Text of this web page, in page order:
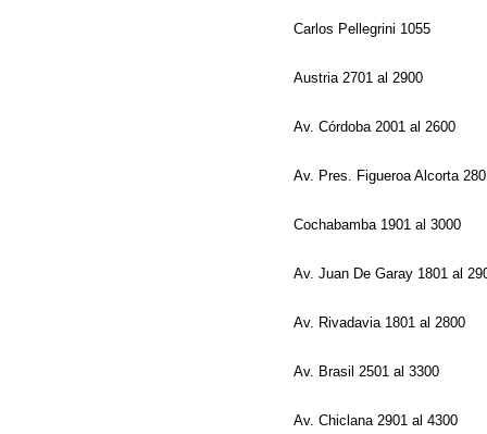
Carlos Pellegrini 1055
Austria 2701 al 2900
Av. Córdoba 2001 al 2600
Av. Pres. Figueroa Alcorta
Cochabamba 1901 al 3000
Av. Juan De Garay 1801 al
Av. Rivadavia 1801 al 2800
Av. Brasil 2501 al 3300
Av. Chiclana 2901 al 4300